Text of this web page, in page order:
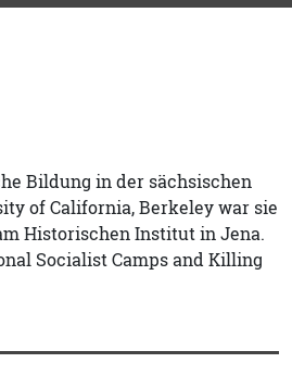
Bildung in der sächsischen
of California, Berkeley war sie
Historischen Institut in Jena.
Socialist Camps and Killing